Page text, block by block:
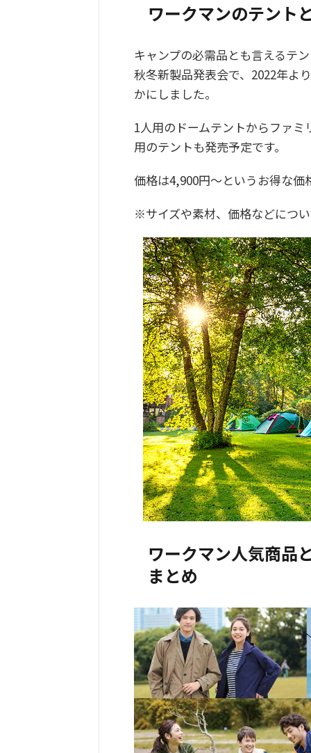
ワークマンのテント
キャンプの必需品とも言えるテ
秋冬新製品発表会で、2022年よ
かにしました。
1人用のドームテントからファ
用のテントも発売予定です。
価格は4,900円～というお得な価
※サイズや素材、価格などにつ
ワークマン人気商品
まとめ